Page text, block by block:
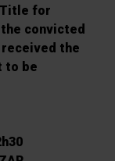
for
convicted
received the
to be